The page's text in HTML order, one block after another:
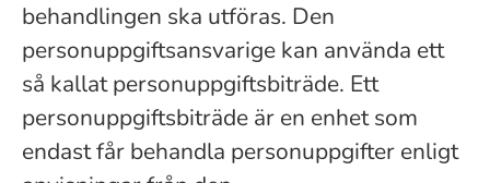
behandlingen ska utföras. Den
personuppgiftsansvarige kan använda ett
så kallat personuppgiftsbiträde. Ett
personuppgiftsbiträde är en enhet som
endast får behandla personuppgifter enligt